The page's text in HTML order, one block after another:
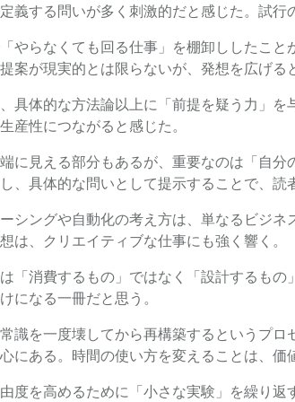
義する問いが多く刺激的だと感じた。試
やらなくても回る仕事」を棚卸ししたこ
案が現実的とは限らないが、発想を広げる
具体的な方法論以上に「前提を疑う力」
産性につながると感じた。
に見える部分もあるが、重要なのは「自
、具体的な問いとして提示することで、読
シングや自動化の考え方は、単なるビジ
は、クリエイティブな仕事にも強く響く。
「消費するもの」ではなく「設計するも
になる一冊だと思う。
識を一度壊してから再構築するというプ
にある。時間の使い方を変えることは、価
度を高めるために「小さな実験」を繰り